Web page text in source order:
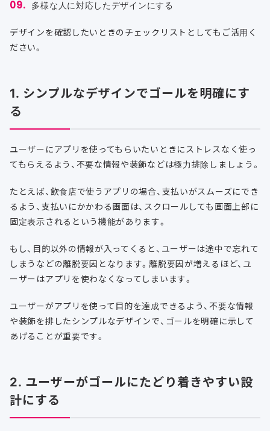
多様な人に対応したデザインにする
デザインを確認したいときのチェックリストとしてもご活用く
ださい。
1. シンプルなデザインでゴールを明確にす
る
ユーザーにアプリを使ってもらいたいときにストレスなく使っ
てもらえるよう、不要な情報や装飾などは極力排除しましょう。
たとえば、飲食店で使うアプリの場合、支払いがスムーズにでき
るよう、支払いにかかわる画面は、スクロールしても画面上部に
固定表示されるという機能があります。
もし、目的以外の情報が入ってくると、ユーザーは途中で忘れて
しまうなどの離脱要因となります。離脱要因が増えるほど、ユ
ーザーはアプリを使わなくなってしまいます。
ユーザーがアプリを使って目的を達成できるよう、不要な情報
や装飾を排したシンプルなデザインで、ゴールを明確に示して
あげることが重要です。
2. ユーザーがゴールにたどり着きやすい設
計にする